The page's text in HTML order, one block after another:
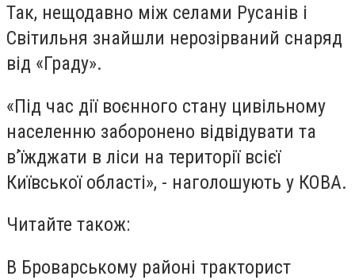
Так, нещодавно між селами Русанів і
Світильня знайшли нерозірваний снаряд
від «Граду».
«Під час дії воєнного стану цивільному
населенню заборонено відвідувати та
в’їжджати в ліси на території всієї
Київської області», - наголошують у КОВА.
Читайте також:
В Броварському районі тракторист